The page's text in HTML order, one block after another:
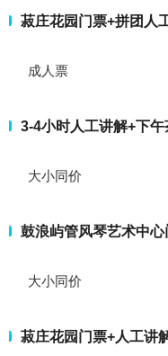
菽庄花园门票+拼团人
成人票
3-4小时人工讲解+下
大小同价
鼓浪屿管风琴艺术中
大小同价
菽庄花园门票+人工讲